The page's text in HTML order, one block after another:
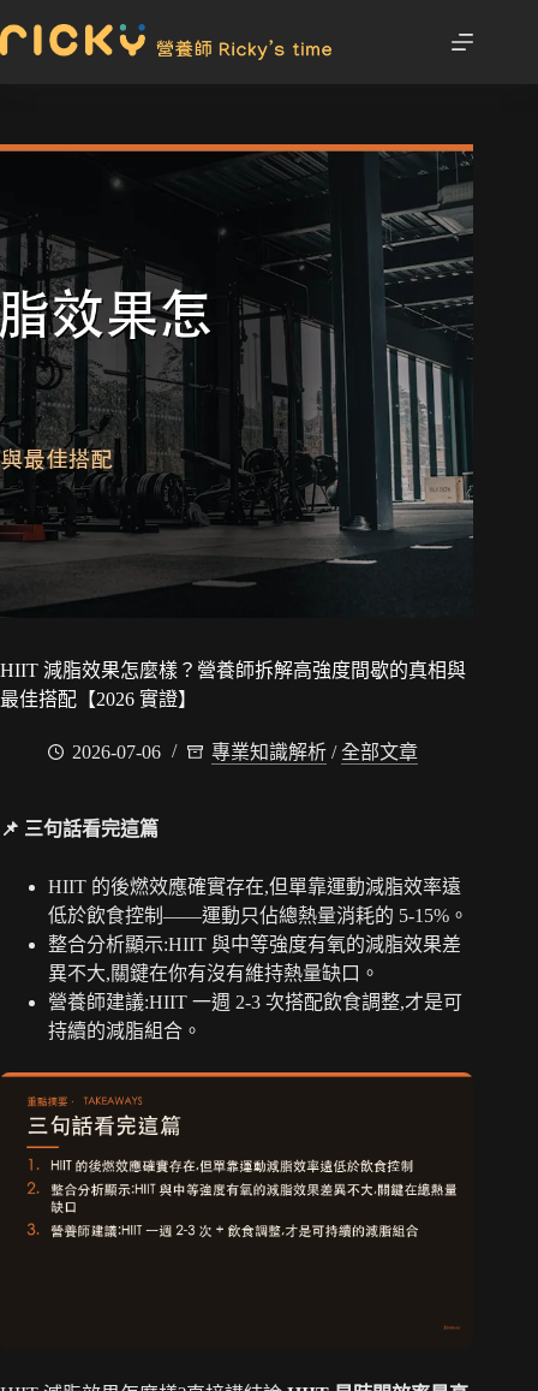
HIIT 減脂效果怎麼樣？營養師拆解高強度間歇的真相與
最佳搭配【2026 實證】
2026-07-06 專業知識解析 /全部文章
📌 三句話看完這篇
HIIT 的後燃效應確實存在,但單靠運動減脂效率遠
低於飲食控制——運動只佔總熱量消耗的 5-15%。
整合分析顯示:HIIT 與中等強度有氧的減脂效果差
異不大,關鍵在你有沒有維持熱量缺口。
營養師建議:HIIT 一週 2-3 次搭配飲食調整,才是可
持續的減脂組合。